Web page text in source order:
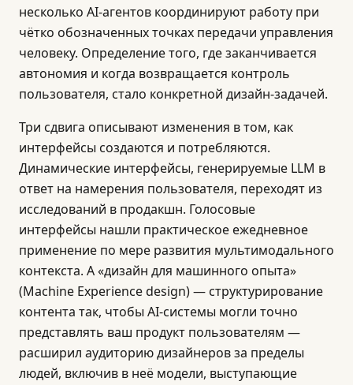
несколько AI-агентов координируют работу при
чётко обозначенных точках передачи управления
человеку. Определение того, где заканчивается
автономия и когда возвращается контроль
пользователя, стало конкретной дизайн-задачей.
Три сдвига описывают изменения в том, как
интерфейсы создаются и потребляются.
Динамические интерфейсы, генерируемые LLM в
ответ на намерения пользователя, переходят из
исследований в продакшн. Голосовые
интерфейсы нашли практическое ежедневное
применение по мере развития мультимодального
контекста. А «дизайн для машинного опыта»
(Machine Experience design) — структурирование
контента так, чтобы AI-системы могли точно
представлять ваш продукт пользователям —
расширил аудиторию дизайнеров за пределы
людей, включив в неё модели, выступающие